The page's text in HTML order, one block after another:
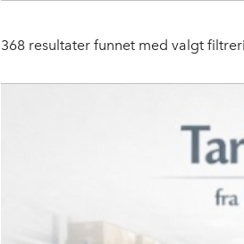
368 resultater funnet med valgt